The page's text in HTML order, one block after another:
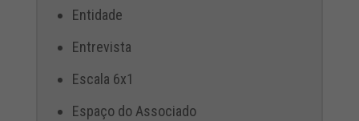
Entidade
Entrevista
Escala 6x1
Espaço do Associado